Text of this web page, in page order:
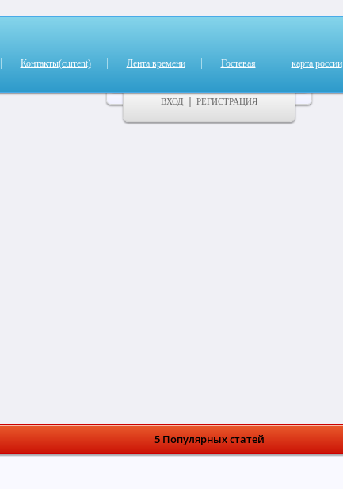
Контакты(current) Лента времени Гостевая карта россии
ВХОД РЕГИСТРАЦИЯ
5 Популярных статей